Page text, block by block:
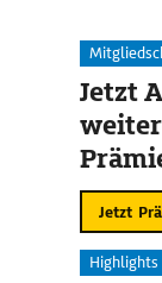
Jetzt
Jetzt
Highlights